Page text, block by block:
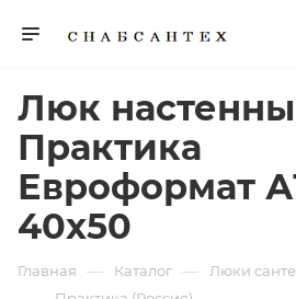
Люк
Практика
Евроформат
40x50
Главная — Каталог — Люки